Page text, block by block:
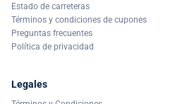
Estado de carreteras
Términos y condiciones de cupones
Preguntas frecuentes
Política de privacidad
Legales